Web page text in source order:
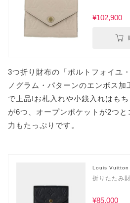
¥102,900
3つ折り財布の「ポルトフォイユ
ノグラム・パターンのエンボス
で上品!お札入れや小銭入れはも
が6つ、オープンポケットが2つ
力もたっぷりです。
Louis Vuitton
折りたたみ
¥85,000